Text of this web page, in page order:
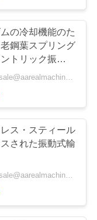
の
102
ン
30
の冷却機能のた
鋼葉スプリング
トリック振動輸
E-mail: sale@aarealmachine.com
ス・スティール
された振動式輸
E-mail: sale@aarealmachine.com